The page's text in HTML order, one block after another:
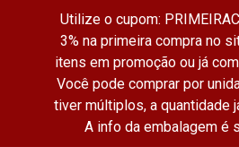
Utilize o cupom:
3% na primeira compra no
itens em promoção ou já
Você pode comprar por
tiver múltiplos, a quantidade
A info da embalagem é